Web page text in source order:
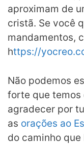
aproximam de
cristã. Se você
mandamentos,
https://
Não podemos
forte que temos
agradecer por
as orações ao
do caminho que